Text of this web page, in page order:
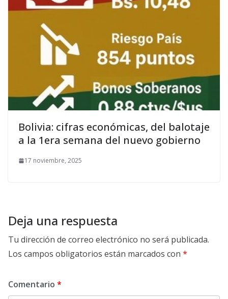
Bolivia: cifras económicas, del balotaje
a la 1era semana del nuevo gobierno
17 noviembre, 2025
Deja una respuesta
Tu dirección de correo electrónico no será publicada.
Los campos obligatorios están marcados con *
Comentario *